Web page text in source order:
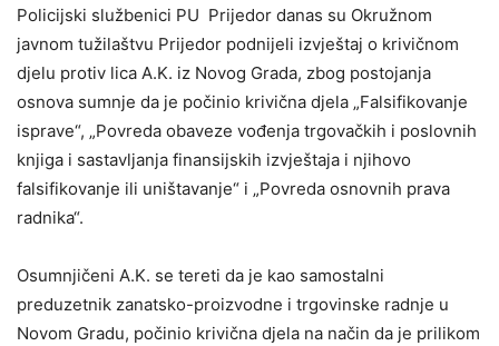
Policijski službenici PU Prijedor danas su Okružnom
javnom tužilaštvu Prijedor podnijeli izvještaj o krivičnom
djelu protiv lica A.K. iz Novog Grada, zbog postojanja
osnova sumnje da je počinio krivična djela „Falsifikovanje
isprave“, „Povreda obaveze vođenja trgovačkih i poslovnih
knjiga i sastavljanja finansijskih izvještaja i njihovo
falsifikovanje ili uništavanje“ i „Povreda osnovnih prava
radnika“.
Osumnjičeni A.K. se tereti da je kao samostalni
preduzetnik zanatsko-proizvodne i trgovinske radnje u
Novom Gradu, počinio krivična djela na način da je prilikom